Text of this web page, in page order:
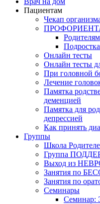
Пациентам
Чекап
Родителям
Онлайн тесты
Онлайн тесты
При головной
Лечение
Памятка
деменцией
Памятка для
депрессией
Как принять
Группы
Школа
Группа
Выход из
Занятия по
Занятия по
Семинары
Семинар: